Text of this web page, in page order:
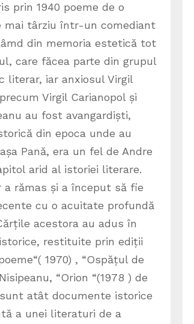
prin 1940 poeme de o
mai târziu într-un comediant
din memoria estetică tot
care făcea parte din grupul
literar, iar anxiosul Virgil
Virgil Carianopol și
au fost avangardiști,
din epoca unde au
Pană, era un fel de Andre
arid al istoriei literare.
a rămas și a început să fie
cu o acuitate profundă
acestora au adus în
restituite prin ediții
1970) , “Ospățul de
“Orion “(1978 ) de
sunt atât documente istorice
a unei literaturi de a